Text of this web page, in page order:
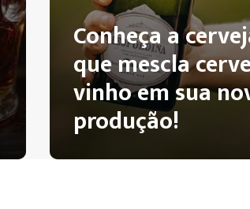
Conheça a
que mescla
vinho em sua
produção!